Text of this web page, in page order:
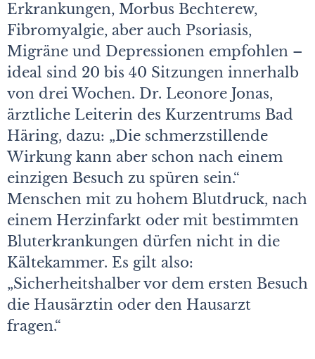
Erkrankungen, Morbus Bechterew,
Fibromyalgie, aber auch Psoriasis,
Migräne und Depressionen empfohlen –
ideal sind 20 bis 40 Sitzungen innerhalb
von drei Wochen. Dr. Leonore Jonas,
ärztliche Leiterin des Kurzentrums Bad
Häring, dazu: „Die schmerzstillende
Wirkung kann aber schon nach einem
einzigen Besuch zu spüren sein.“
Menschen mit zu hohem Blutdruck, nach
einem Herzinfarkt oder mit bestimmten
Bluterkrankungen dürfen nicht in die
Kältekammer. Es gilt also:
„Sicherheitshalber vor dem ersten Besuch
die Hausärztin oder den Hausarzt
fragen.“